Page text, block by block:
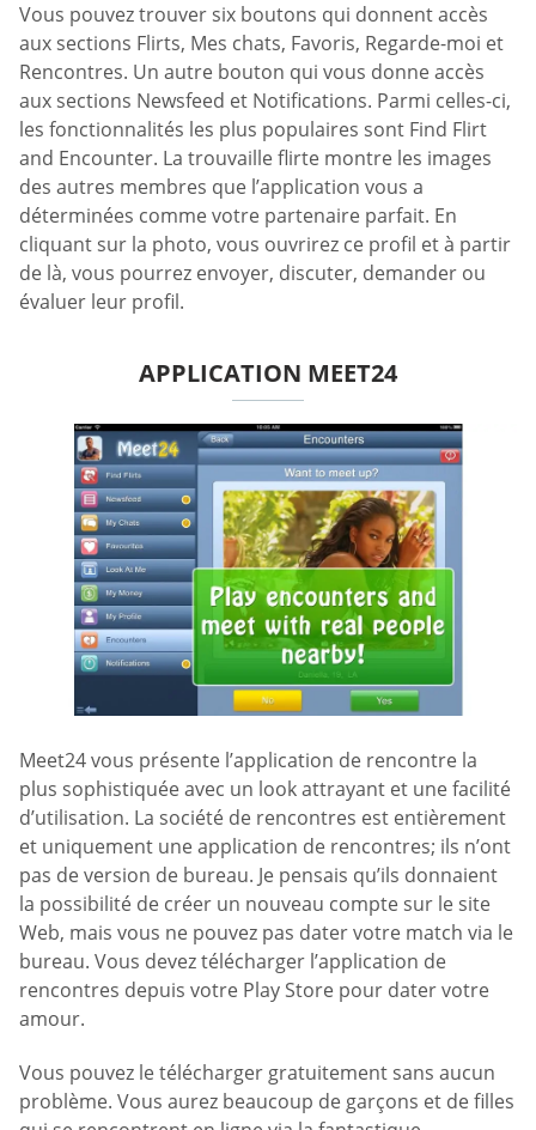
Vous pouvez trouver six boutons qui donnent accès
aux sections Flirts, Mes chats, Favoris, Regarde-moi et
Rencontres. Un autre bouton qui vous donne accès
aux sections Newsfeed et Notifications. Parmi celles-ci,
les fonctionnalités les plus populaires sont Find Flirt
and Encounter. La trouvaille flirte montre les images
des autres membres que l’application vous a
déterminées comme votre partenaire parfait. En
cliquant sur la photo, vous ouvrirez ce profil et à partir
de là, vous pourrez envoyer, discuter, demander ou
évaluer leur profil.
APPLICATION MEET24
Meet24 vous présente l’application de rencontre la
plus sophistiquée avec un look attrayant et une facilité
d’utilisation. La société de rencontres est entièrement
et uniquement une application de rencontres; ils n’ont
pas de version de bureau. Je pensais qu’ils donnaient
la possibilité de créer un nouveau compte sur le site
Web, mais vous ne pouvez pas dater votre match via le
bureau. Vous devez télécharger l’application de
rencontres depuis votre Play Store pour dater votre
amour.
Vous pouvez le télécharger gratuitement sans aucun
problème. Vous aurez beaucoup de garçons et de filles